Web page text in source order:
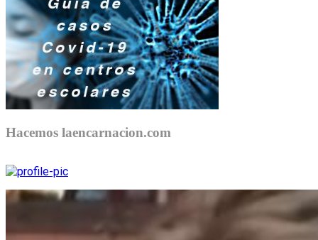
Hacemos laencarnacion.com